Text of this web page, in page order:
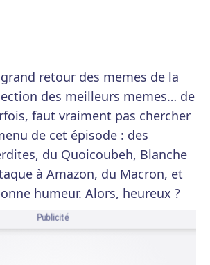
retour des memes de la
des meilleurs memes… de
faut vraiment pas chercher
de cet épisode : des
du Quoicoubeh, Blanche
à Amazon, du Macron, et
humeur. Alors, heureux ?
Publicité